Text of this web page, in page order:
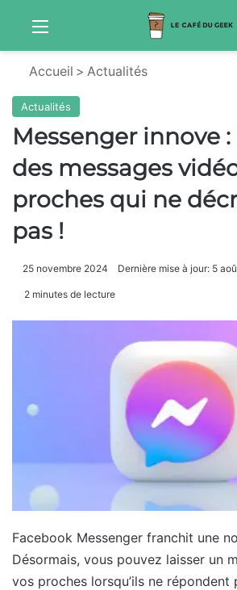
Menu
Accueil > Actualités
Actualités
Messenger innove :
des messages
proches qui ne
pas !
25 novembre 2024 Dernière mise à jour: 5
2 minutes de lecture
Facebook Messenger franchit une
Désormais, vous pouvez laisser un
vos proches lorsqu’ils ne répondent